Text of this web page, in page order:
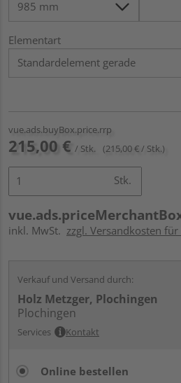
Elementart
vue.ads.buyBox.price.rrp
215,00 € / Stk. (215,00 € / Stk.)
Stk.
inkl. MwSt. zzgl. Versandkosten
Verkauf und Versand durch:
Holz Metzger, Plochingen
Plochingen
Services Kontakt
Online bestellen